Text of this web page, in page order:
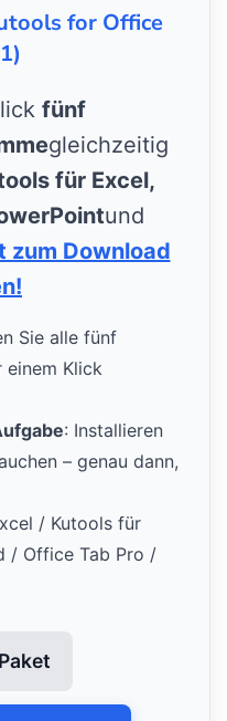
for Office
fünf
gleichzeitig
für Excel,
und
zum Download
Sie alle fünf
einem Klick
: Installieren
– genau dann,
/ Kutools für
/ Office Tab Pro /